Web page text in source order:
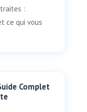
:
ce qui vous
Complet